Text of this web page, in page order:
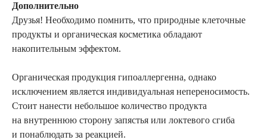
Дополнительно
Друзья! Необходимо помнить, что природные клеточные
продукты и органическая косметика обладают
накопительным эффектом.
Органическая продукция гипоаллергенна, однако
исключением является индивидуальная непереносимость.
Стоит нанести небольшое количество продукта
на внутреннюю сторону запястья или локтевого сгиба
и понаблюдать за реакцией.